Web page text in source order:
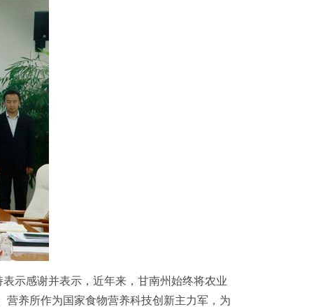
示感谢并表示，近年来，甘南州始终将农业
营养所作为国家食物营养科技创新主力军，为